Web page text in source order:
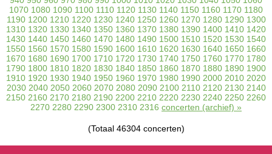
1070 1080 1090 1100 1110 1120 1130 1140 1150 1160 1170 1180
1190 1200 1210 1220 1230 1240 1250 1260 1270 1280 1290 1300
1310 1320 1330 1340 1350 1360 1370 1380 1390 1400 1410 1420
1430 1440 1450 1460 1470 1480 1490 1500 1510 1520 1530 1540
1550 1560 1570 1580 1590 1600 1610 1620 1630 1640 1650 1660
1670 1680 1690 1700 1710 1720 1730 1740 1750 1760 1770 1780
1790 1800 1810 1820 1830 1840 1850 1860 1870 1880 1890 1900
1910 1920 1930 1940 1950 1960 1970 1980 1990 2000 2010 2020
2030 2040 2050 2060 2070 2080 2090 2100 2110 2120 2130 2140
2150 2160 2170 2180 2190 2200 2210 2220 2230 2240 2250 2260
2270 2280 2290 2300 2310 2316 concerten (archief) »
(Totaal 46304 concerten)